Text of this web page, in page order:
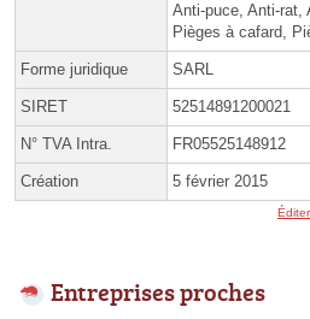
Anti-puce, Anti-rat,
Pièges à cafard,
Forme juridique SARL
SIRET 52514891200021
N° TVA Intra. FR05525148912
Création 5 février 2015
Entreprises proches